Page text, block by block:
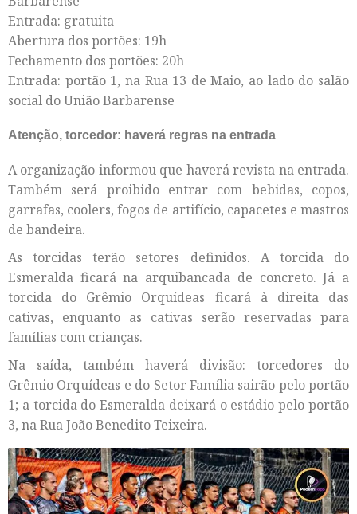
Entrada: gratuita
Abertura dos portões: 19h
Fechamento dos portões: 20h
Entrada: portão 1, na Rua 13 de Maio, ao lado do salão
social do União Barbarense
Atenção, torcedor: haverá regras na entrada
A organização informou que haverá revista na entrada.
Também será proibido entrar com bebidas, copos,
garrafas, coolers, fogos de artifício, capacetes e mastros
de bandeira.
As torcidas terão setores definidos. A torcida do
Esmeralda ficará na arquibancada de concreto. Já a
torcida do Grêmio Orquídeas ficará à direita das
cativas, enquanto as cativas serão reservadas para
famílias com crianças.
Na saída, também haverá divisão: torcedores do
Grêmio Orquídeas e do Setor Família sairão pelo portão
1; a torcida do Esmeralda deixará o estádio pelo portão
3, na Rua João Benedito Teixeira.